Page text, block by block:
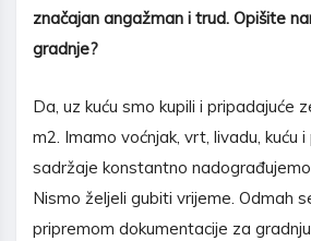
značajan angažman i trud. Opišite
gradnje?
Da, uz kuću smo kupili i pripadajuće
m2. Imamo voćnjak, vrt, livadu, kuću
sadržaje konstantno
Nismo željeli gubiti vrijeme. Odmah
pripremom dokumentacije za